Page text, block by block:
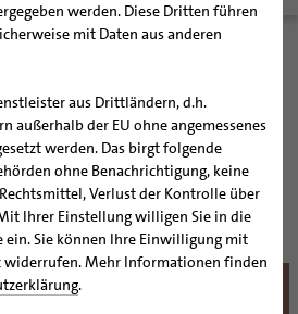
werden. Diese Dritten führen
mit Daten aus anderen
aus Drittländern, d.h.
außerhalb der EU ohne angemessenes
werden. Das birgt folgende
ohne Benachrichtigung, keine
Verlust der Kontrolle über
Ihrer Einstellung willigen Sie in die
ein. Sie können Ihre Einwilligung mit
Mehr Informationen finden
.
den Dom
Pilgern
Lücht!“
startet mit neuem alten
erstes Programm